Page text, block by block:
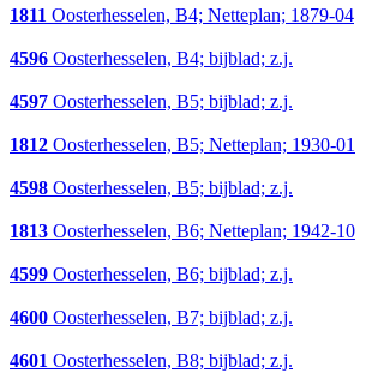
1811 Oosterhesselen, B4; Netteplan; 1879-04
4596 Oosterhesselen, B4; bijblad; z.j.
4597 Oosterhesselen, B5; bijblad; z.j.
1812 Oosterhesselen, B5; Netteplan; 1930-01
4598 Oosterhesselen, B5; bijblad; z.j.
1813 Oosterhesselen, B6; Netteplan; 1942-10
4599 Oosterhesselen, B6; bijblad; z.j.
4600 Oosterhesselen, B7; bijblad; z.j.
4601 Oosterhesselen, B8; bijblad; z.j.